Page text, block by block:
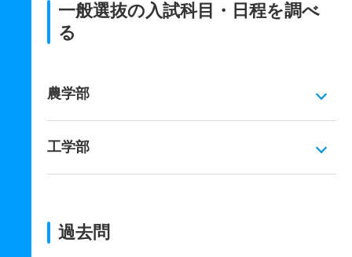
一般選抜の入試科目・日程を調べ
る
農学部
工学部
過去問